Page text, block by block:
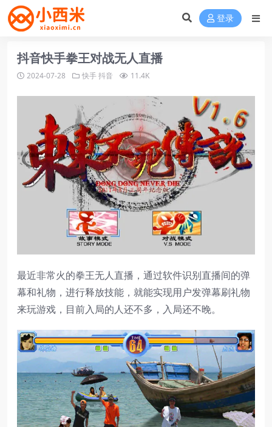
登录
抖音快手拳王对战无人直播
2024-07-28 快手抖音 11.4K
最近非常火的拳王无人直播，通过软件识别直播间的弹
幕和礼物，进行释放技能，就能实现用户发弹幕刷礼物
来玩游戏，目前入局的人还不多，入局还不晚。